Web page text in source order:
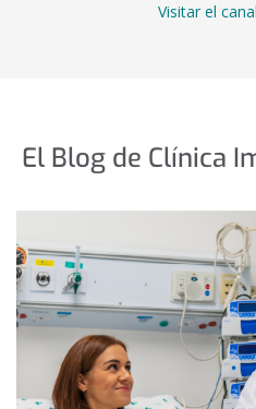
Visitar el
El Blog de Clínica